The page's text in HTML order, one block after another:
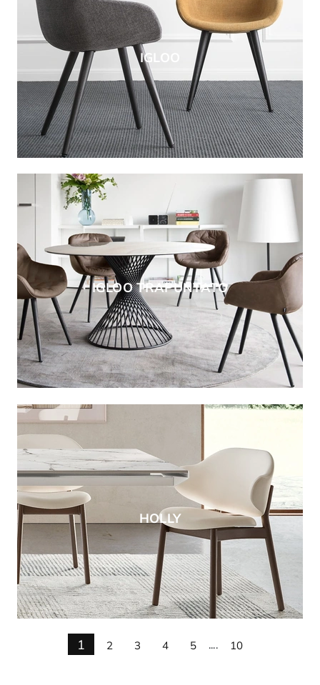
IGLOO
IGLOO TRAPUNTATO
HOLLY
1 2 3 4 5 .... 10